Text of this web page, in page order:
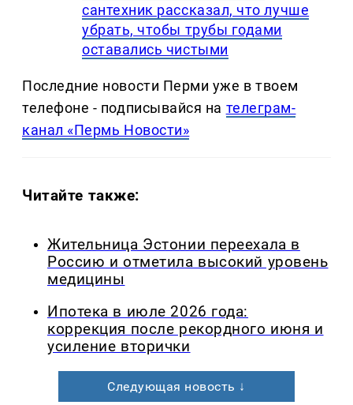
сантехник рассказал, что лучше
убрать, чтобы трубы годами
оставались чистыми
Последние новости Перми уже в твоем
телефоне - подписывайся на телеграм-
канал «Пермь Новости»
Читайте также:
Жительница Эстонии переехала в
Россию и отметила высокий уровень
медицины
Ипотека в июле 2026 года:
коррекция после рекордного июня и
усиление вторички
Следующая новость ↓